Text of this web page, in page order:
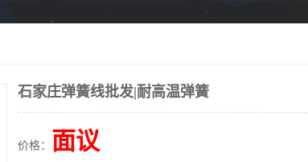
石家庄弹簧线批发|耐高温弹簧
价格： 面议